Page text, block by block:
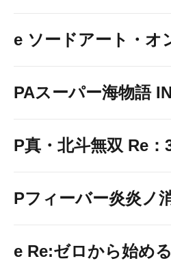
e ソードアート・オ
PAスーパー海物語
P真・北斗無双 Re：
Pフィーバー炎炎ノ
e Re:ゼロから始め